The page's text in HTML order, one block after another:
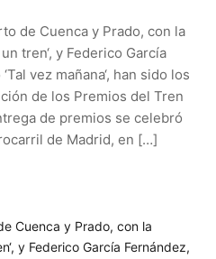
de Cuenca y Prado, con la
tren‘, y Federico García
vez mañana‘, han sido los
de los Premios del Tren
de premios se celebró
de Madrid, en […]
Cuenca y Prado, con la
y Federico García Fernández,